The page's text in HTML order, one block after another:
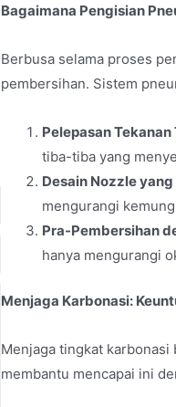
Bagaimana Pengisian
Berbusa selama proses
pembersihan. Sistem
Pelepasan
tiba-tiba yang
Desain Nozzle
mengurangi
Pra-Pembersihan
hanya mengurangi
Menjaga Karbonasi:
Menjaga tingkat
membantu mencapai ini